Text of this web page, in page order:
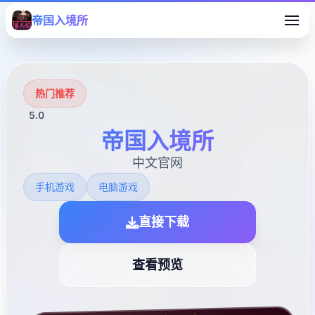
帝国入境所
热门推荐
5.0
帝国入境所
中文官网
手机游戏 电脑游戏
直接下载
查看预览